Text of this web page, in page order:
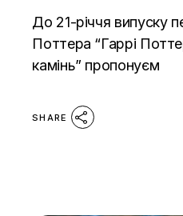
До 21-річчя випуску
Поттера “Гаррі
камінь” пропонуєм
SHARE